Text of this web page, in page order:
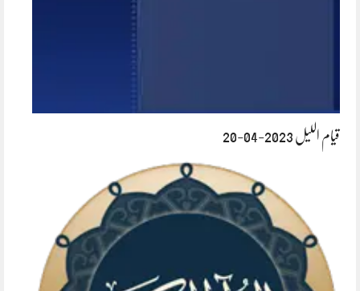
قیام اللیل 2023-04-20